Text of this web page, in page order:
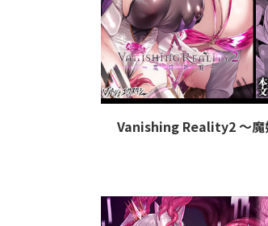
Vanishing Reality2 〜魔